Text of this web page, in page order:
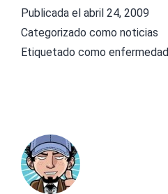
Publicada el abril 24, 2009
Categorizado como noticias
Etiquetado como enfermedad